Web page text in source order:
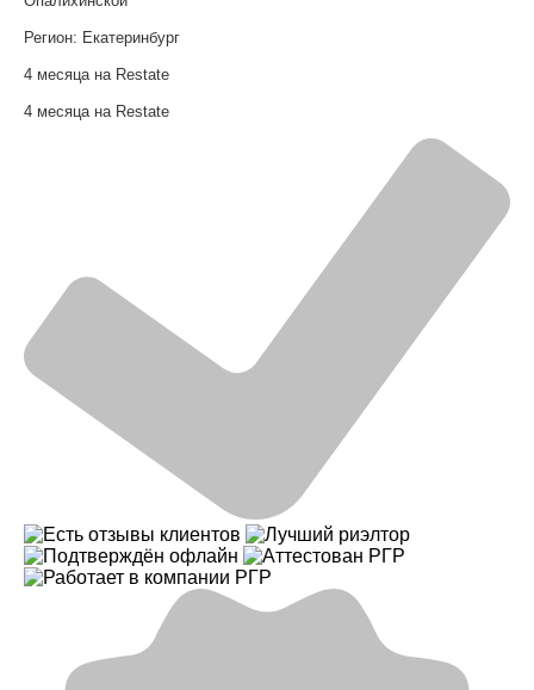
Регион: Екатеринбург
4 месяца на Restate
4 месяца на Restate